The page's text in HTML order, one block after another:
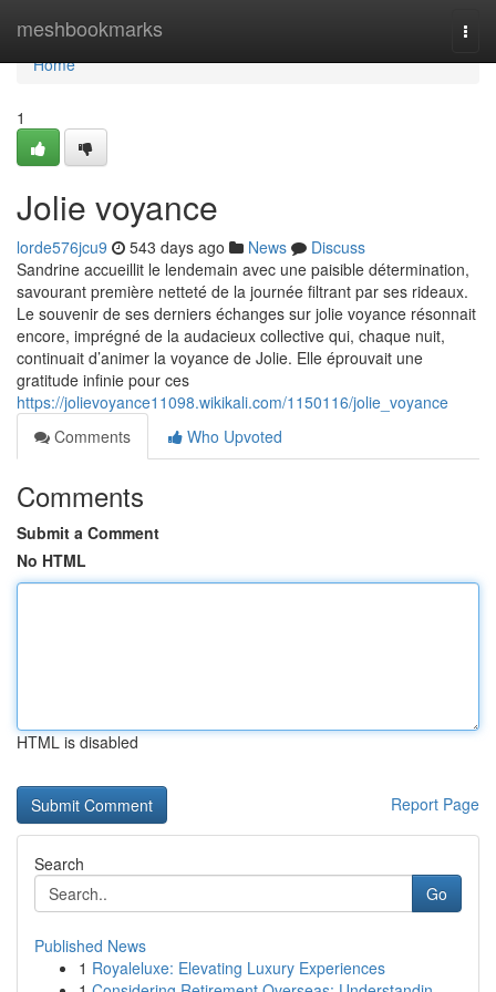
meshbookmarks
Home
Home
1
Jolie voyance
lorde576jcu9 543 days ago News
Discuss
Sandrine accueillit le lendemain avec une paisible détermination,
savourant première netteté de la journée filtrant par ses rideaux.
Le souvenir de ses derniers échanges sur jolie voyance résonnait
encore, imprégné de la audacieux collective qui, chaque nuit,
continuait d’animer la voyance de Jolie. Elle éprouvait une
gratitude infinie pour ces
https://jolievoyance11098.wikikali.com/1150116/jolie_voyance
Comments
Who Upvoted
Comments
Submit a Comment
No HTML
HTML is disabled
Report Page
Search
Go
Published News
1 Royaleluxe: Elevating Luxury Experiences